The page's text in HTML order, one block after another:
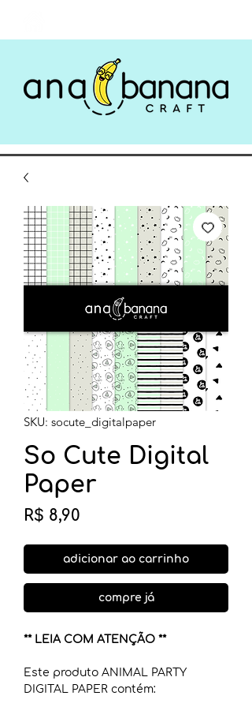
SKU: socute_digitalpaper
So Cute Digital
Paper
R$ 8,90
adicionar ao carrinho
compre já
** LEIA COM ATENÇÃO **
Este produto ANIMAL PARTY
DIGITAL PAPER contém: